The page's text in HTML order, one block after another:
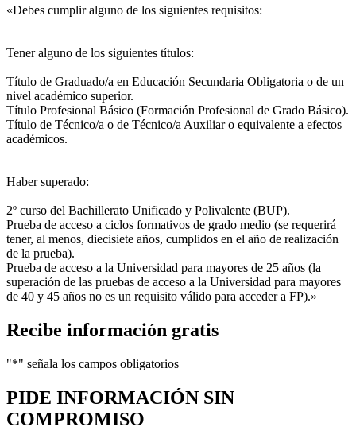
«Debes cumplir alguno de los siguientes requisitos:
Tener alguno de los siguientes títulos:
Título de Graduado/a en Educación Secundaria Obligatoria o de un
nivel académico superior.
Título Profesional Básico (Formación Profesional de Grado Básico).
Título de Técnico/a o de Técnico/a Auxiliar o equivalente a efectos
académicos.
Haber superado:
2º curso del Bachillerato Unificado y Polivalente (BUP).
Prueba de acceso a ciclos formativos de grado medio (se requerirá
tener, al menos, diecisiete años, cumplidos en el año de realización
de la prueba).
Prueba de acceso a la Universidad para mayores de 25 años (la
superación de las pruebas de acceso a la Universidad para mayores
de 40 y 45 años no es un requisito válido para acceder a FP).»
Recibe información gratis
"*" señala los campos obligatorios
PIDE INFORMACIÓN SIN
COMPROMISO